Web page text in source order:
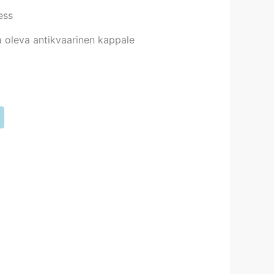
oleva antikvaarinen kappale